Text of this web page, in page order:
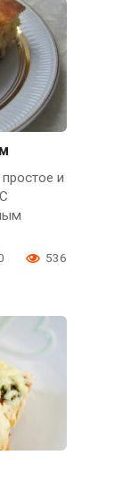
и
536